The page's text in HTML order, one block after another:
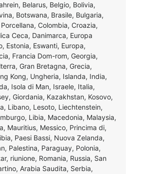
Belarus, Belgio, Bolivia,
Botswana, Brasile, Bulgaria,
Colombia, Croazia,
Ceca, Danimarca, Europa
Estonia, Eswanti, Europa,
Francia Dom-rom, Georgia,
Gran Bretagna, Grecia,
Kong, Ungheria, Islanda, India,
Isola di Man, Israele, Italia,
Giordania, Kazakhstan, Kosovo,
Libano, Lesoto, Liechtenstein,
Libia, Macedonia, Malaysia,
Mauritius, Messico, Princima di,
Paesi Bassi, Nuova Zelanda,
Palestina, Paraguay, Polonia,
riunione, Romania, Russia, San
Arabia Saudita, Serbia,